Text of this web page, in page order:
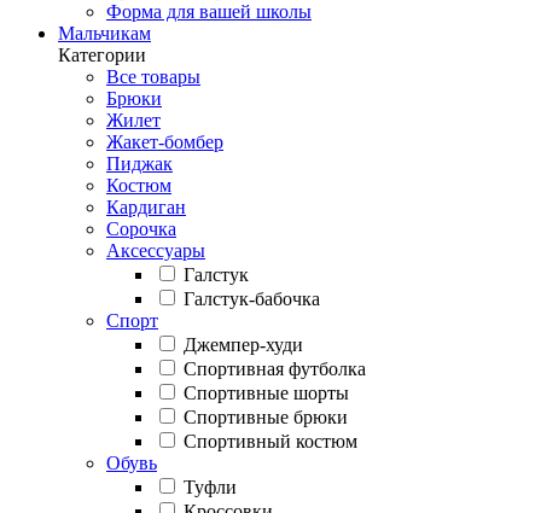
Форма для вашей школы
Мальчикам
Категории
Все товары
Брюки
Жилет
Жакет-бомбер
Пиджак
Костюм
Кардиган
Сорочка
Аксессуары
Галстук
Галстук-бабочка
Спорт
Джемпер-худи
Спортивная футболка
Спортивные шорты
Спортивные брюки
Спортивный костюм
Обувь
Туфли